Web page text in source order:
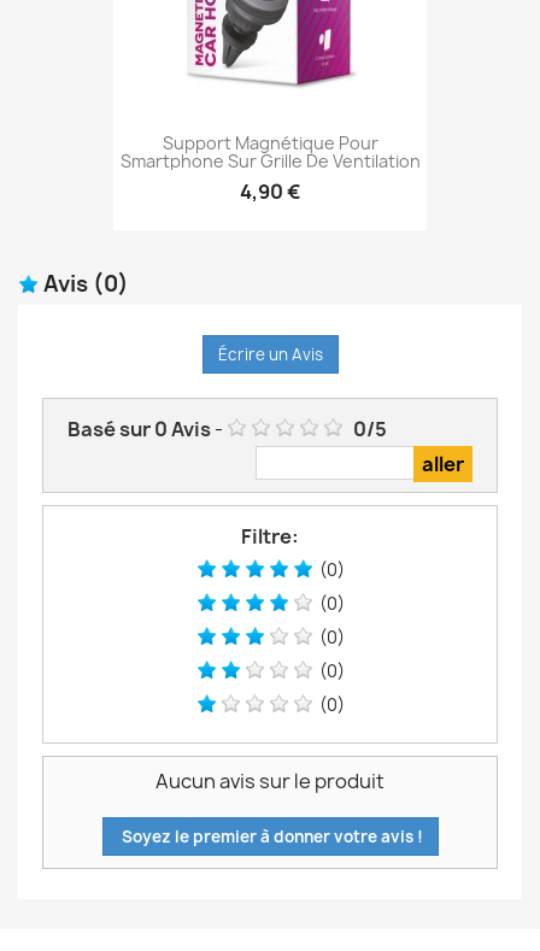
Support Magnétique Pour
Smartphone Sur Grille De Ventilation
4,90 €
Avis (0)
Écrire un Avis
Basé sur0Avis- 0/5
Filtre:
(0)
(0)
(0)
(0)
(0)
Aucun avis sur le produit
Soyez le premier à donner votre avis !